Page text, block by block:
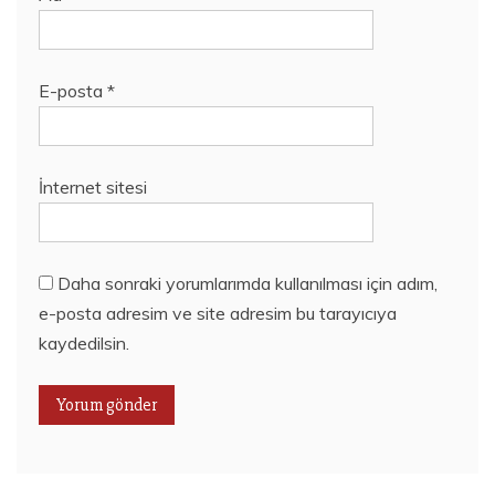
E-posta *
İnternet sitesi
Daha sonraki yorumlarımda kullanılması için adım,
e-posta adresim ve site adresim bu tarayıcıya
kaydedilsin.